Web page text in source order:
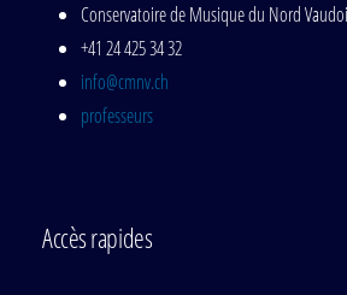
Conservatoire de Musique du Nord
+41 24 425 34 32
info@cmnv.ch
professeurs
Accès rapides